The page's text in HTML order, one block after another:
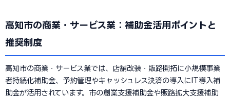
高知市の商業・サービス業：補助金活用ポイントと
推奨制度
高知市の商業・サービス業では、店舗改装・販路開拓に小規模事業
者持続化補助金、予約管理やキャッシュレス決済の導入にIT導入補
助金が活用されています。市の創業支援補助金や販路拡大支援補助